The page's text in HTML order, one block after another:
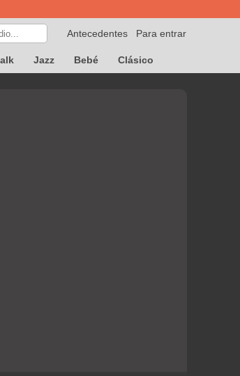
Para entrar
Antecedentes
Jazz Bebé Clásico